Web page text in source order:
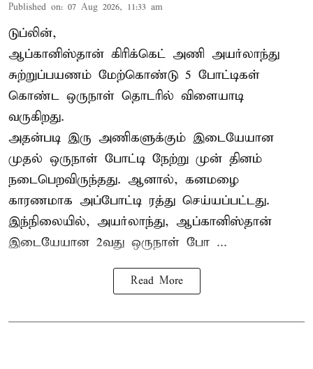
Published on: 07 Aug 2026, 11:33 am
டுப்லின்,
ஆப்கானிஸ்தான் கிரிக்கெட் அணி அயர்லாந்து
சுற்றுப்பயணம் மேற்கொண்டு 5 போட்டிகள்
கொண்ட ஒருநாள் தொடரில் விளையாடி
வருகிறது.
அதன்படி இரு அணிகளுக்கும் இடையேயான
முதல் ஒருநாள் போட்டி நேற்று முன் தினம்
நடைபெறவிருந்தது. ஆனால், கனமழை
காரணமாக அப்போட்டி ரத்து செய்யப்பட்டது.
இந்நிலையில், அயர்லாந்து, ஆப்கானிஸ்தான்
இடையேயான 2வது ஒருநாள் போ ...
Read More